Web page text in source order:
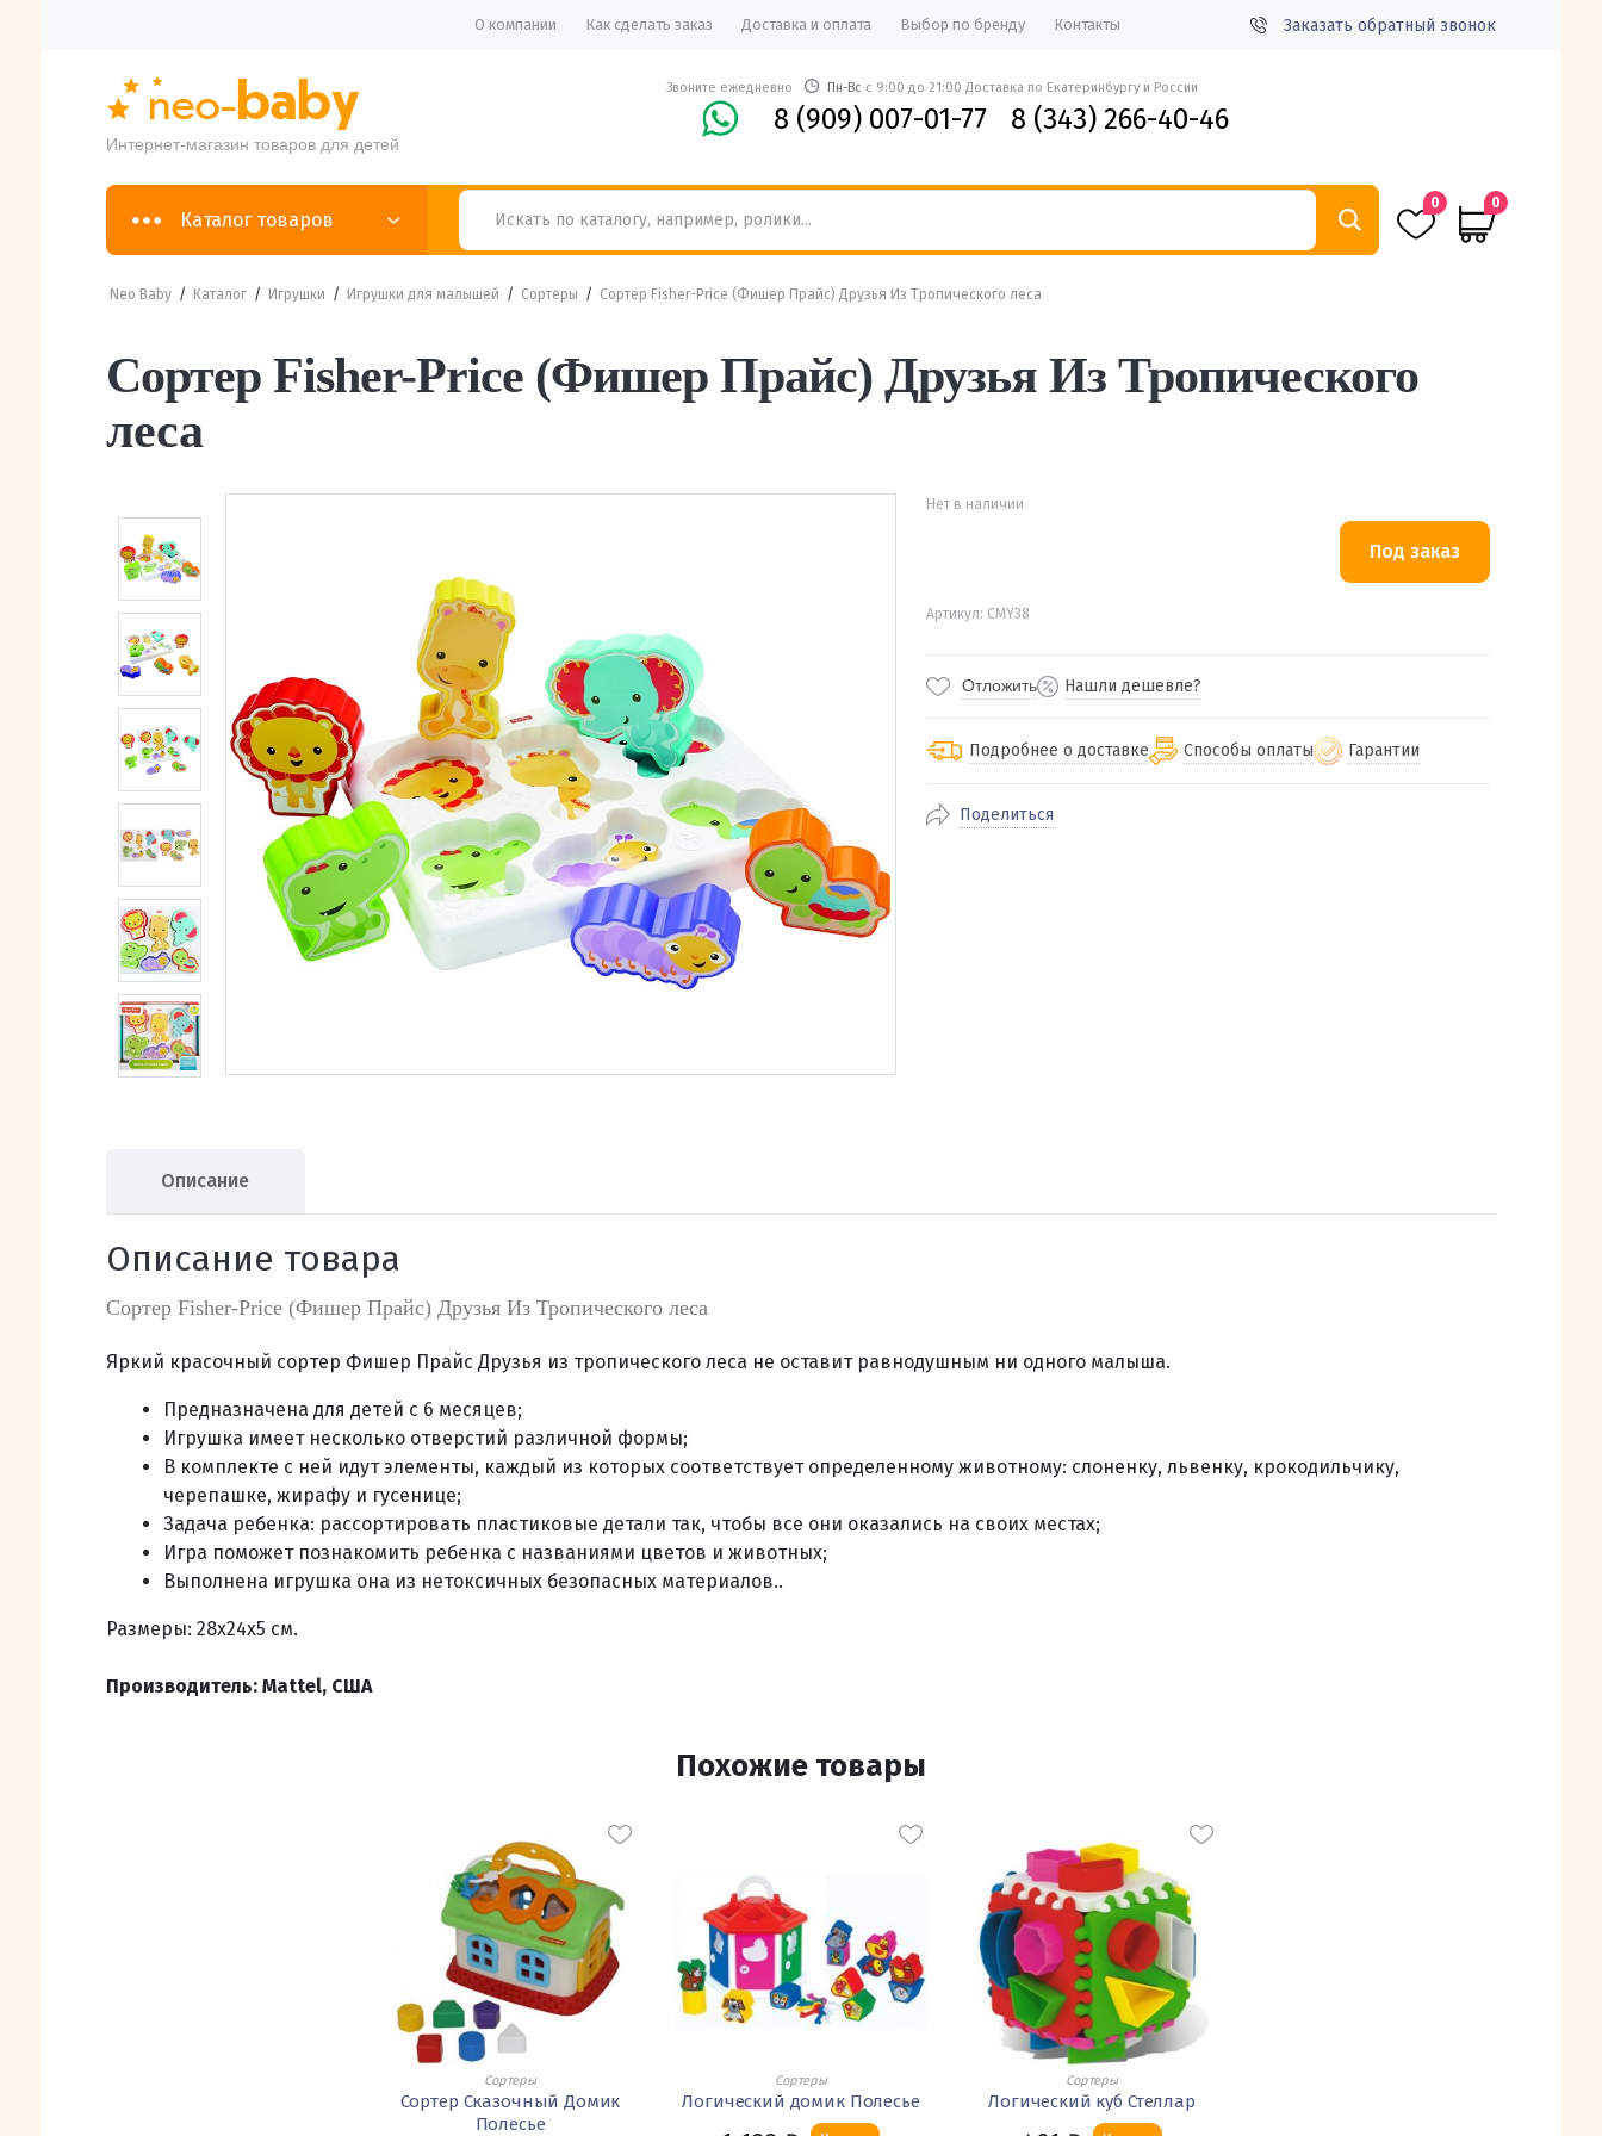
О компании Как сделать заказ Доставка и оплата Выбор по бренду Контакты Заказать обратный звонок
Интернет-магазин товаров для детей
Звоните ежедневно Пн-Вс с 9:00 до 21:00 Доставка по Екатеринбургу и России
8 (909) 007-01-77 8 (343) 266-40-46
Каталог товаров
0 0
Neo Baby/ Каталог/ Игрушки / Игрушки для малышей / Сортеры / Сортер Fisher-Priсe (Фишер Прайс) Друзья Из Тропического леса
Сортер Fisher-Priсe (Фишер Прайс) Друзья Из Тропического
леса
Нет в наличии
Артикул: CMY38
Отложить Нашли дешевле?
Подробнее о доставке
По Екатеринбургу бесплатная
Способы оплаты Гарантии
Поделиться
Описание
Описание товара
Сортер Fisher-Priсe (Фишер Прайс) Друзья Из Тропического леса
Яркий красочный сортер Фишер Прайс Друзья из тропического леса не оставит равнодушным ни одного малыша.
Предназначена для детей с 6 месяцев;
Игрушка имеет несколько отверстий различной формы;
В комплекте с ней идут элементы, каждый из которых соответствует определенному животному: слоненку, львенку, крокодильчику,
черепашке, жирафу и гусенице;
Задача ребенка: рассортировать пластиковые детали так, чтобы все они оказались на своих местах;
Игра поможет познакомить ребенка с названиями цветов и животных;
Выполнена игрушка она из нетоксичных безопасных материалов..
Размеры: 28х24х5 см.
Производитель: Mattel, США
Похожие товары
Сортеры
Сортер Сказочный Домик
Полесье
Сортеры
Логический домик Полесье
Сортеры
Логический куб Стеллар